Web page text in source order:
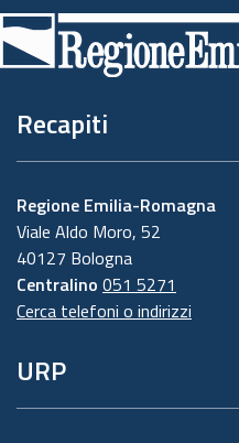
di
pagina
Recapiti
Regione Emilia-Romagna
Viale Aldo Moro, 52
40127 Bologna
Centralino 051 5271
Cerca telefoni o indirizzi
URP